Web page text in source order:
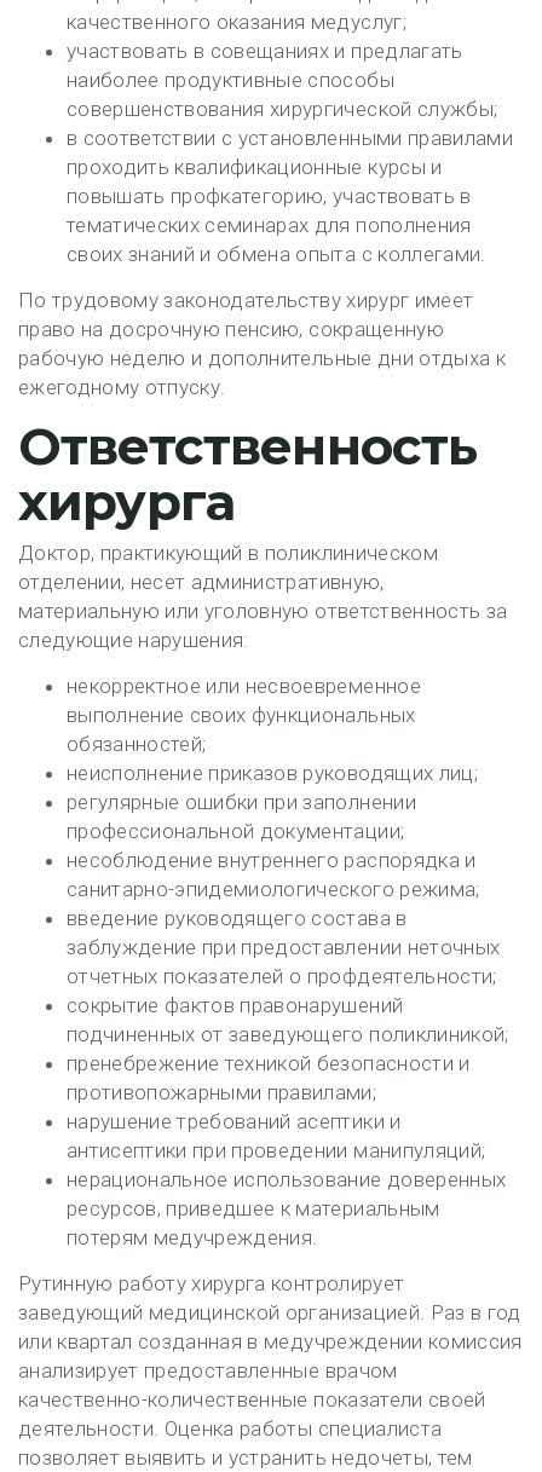
качественного оказания медуслуг;
участвовать в совещаниях и предлагать
наиболее продуктивные способы
совершенствования хирургической службы;
в соответствии с установленными правилами
проходить квалификационные курсы и
повышать профкатегорию, участвовать в
тематических семинарах для пополнения
своих знаний и обмена опыта с коллегами.
По трудовому законодательству хирург имеет
право на досрочную пенсию, сокращенную
рабочую неделю и дополнительные дни отдыха к
ежегодному отпуску.
Ответственность
хирурга
Доктор, практикующий в поликлиническом
отделении, несет административную,
материальную или уголовную ответственность за
следующие нарушения:
некорректное или несвоевременное
выполнение своих функциональных
обязанностей;
неисполнение приказов руководящих лиц;
регулярные ошибки при заполнении
профессиональной документации;
несоблюдение внутреннего распорядка и
санитарно-эпидемиологического режима;
введение руководящего состава в
заблуждение при предоставлении неточных
отчетных показателей о профдеятельности;
сокрытие фактов правонарушений
подчиненных от заведующего поликлиникой;
пренебрежение техникой безопасности и
противопожарными правилами;
нарушение требований асептики и
антисептики при проведении манипуляций;
нерациональное использование доверенных
ресурсов, приведшее к материальным
потерям медучреждения.
Рутинную работу хирурга контролирует
заведующий медицинской организацией. Раз в год
или квартал созданная в медучреждении комиссия
анализирует предоставленные врачом
качественно-количественные показатели своей
деятельности. Оценка работы специалиста
позволяет выявить и устранить недочеты, тем